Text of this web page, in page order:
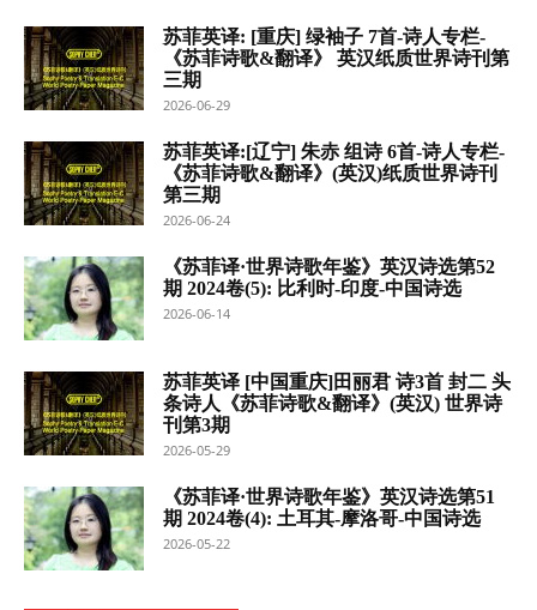
苏菲英译: [重庆] 绿袖子 7首-诗人专栏-
《苏菲诗歌&翻译》 英汉纸质世界诗刊第
三期
2026-06-29
苏菲英译:[辽宁] 朱赤 组诗 6首-诗人专栏-
《苏菲诗歌&翻译》(英汉)纸质世界诗刊
第三期
2026-06-24
《苏菲译·世界诗歌年鉴》英汉诗选第52
期 2024卷(5): 比利时-印度-中国诗选
2026-06-14
苏菲英译 [中国重庆]田丽君 诗3首 封二 头
条诗人《苏菲诗歌&翻译》(英汉) 世界诗
刊第3期
2026-05-29
《苏菲译·世界诗歌年鉴》英汉诗选第51
期 2024卷(4): 土耳其-摩洛哥-中国诗选
2026-05-22